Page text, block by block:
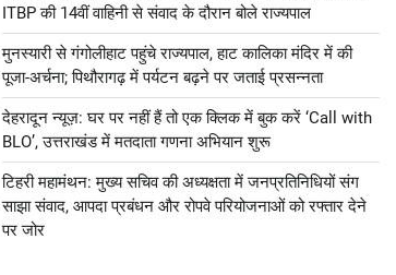
ITBP की 14वीं वाहिनी से संवाद के दौरान बोले राज्यपाल
मुनस्यारी से गंगोलीहाट पहुंचे राज्यपाल, हाट कालिका मंदिर में की
पूजा-अर्चना; पिथौरागढ़ में पर्यटन बढ़ने पर जताई प्रसन्नता
देहरादून न्यूज़: घर पर नहीं हैं तो एक क्लिक में बुक करें ‘Call with
BLO’, उत्तराखंड में मतदाता गणना अभियान शुरू
टिहरी महामंथन: मुख्य सचिव की अध्यक्षता में जनप्रतिनिधियों संग
साझा संवाद, आपदा प्रबंधन और रोपवे परियोजनाओं को रफ्तार देने
पर जोर